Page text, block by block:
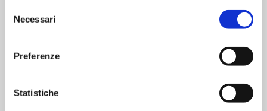
delNecessari
Preferenze
Statistiche